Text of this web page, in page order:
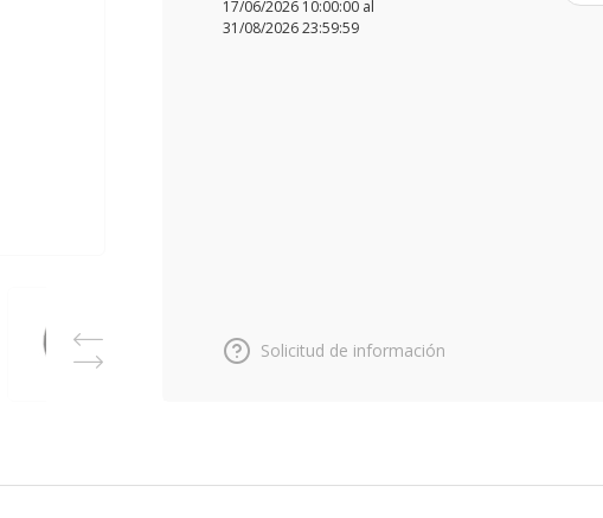
17/06/2026 10:00:00 al
31/08/2026 23:59:59
Solicitud de información